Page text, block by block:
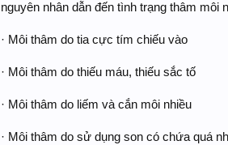
nguyên nhân dẫn đến tình trạng thâm môi
· Môi thâm do tia cực tím chiếu vào
· Môi thâm do thiếu máu, thiếu sắc tố
· Môi thâm do liếm và cắn môi nhiều
· Môi thâm do sử dụng son có chứa quá